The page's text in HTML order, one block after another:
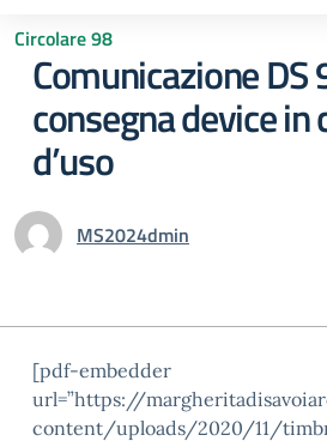
Circolare 98
Comunicazione DS
consegna device
d’uso
MS2024dmin
[pdf-embedder
url=”https://
content/uploads/2020/11/